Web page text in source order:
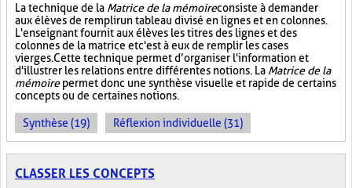
La technique de la Matrice de la mémoireconsiste à demander
aux élèves de remplir un tableau divisé en lignes et en colonnes.
L'enseignant fournit aux élèves les titres des lignes et des
colonnes de la matrice et c'est à eux de remplir les cases
vierges. Cette technique permet d’organiser l'information et
d'illustrer les relations entre différentes notions. La Matrice de la
mémoirepermet donc une synthèse visuelle et rapide de certains
concepts ou de certaines notions.
Synthèse (19) Réflexion individuelle (31)
CLASSER LES CONCEPTS